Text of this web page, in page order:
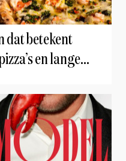
en lange